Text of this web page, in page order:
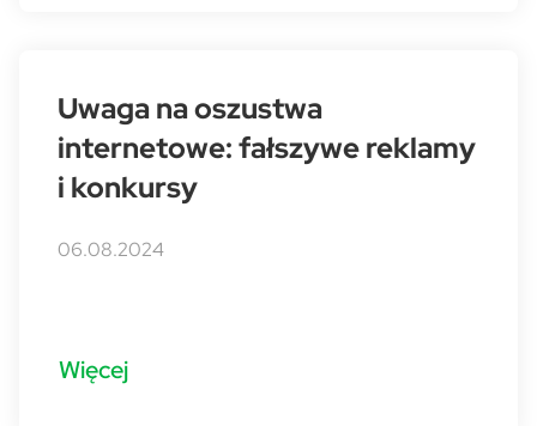
Uwaga na oszustwa
internetowe: fałszywe reklamy
i konkursy
06.08.2024
Więcej